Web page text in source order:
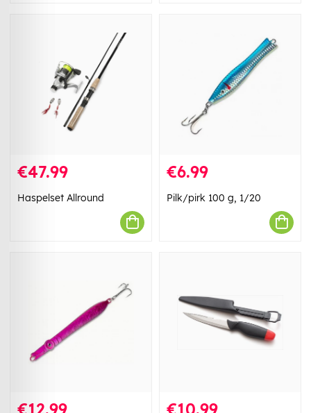
€47.99
Haspelset Allround
€6.99
Pilk/pirk 100 g, 1/20